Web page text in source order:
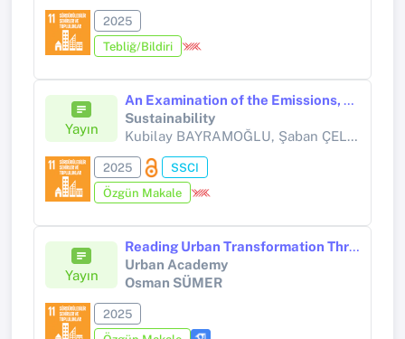
2025
Tebliğ/Bildiri
Yayın
An Examination of the Emissions, Cost, and Time of Intermodal Transportation
Sustainability
Kubilay BAYRAMOĞLU, Şaban ÇELİKOĞLU,
2025
SSCI
Özgün Makale
Yayın
Reading Urban Transformation Through Cinema
Urban Academy
Osman SÜMER
2025